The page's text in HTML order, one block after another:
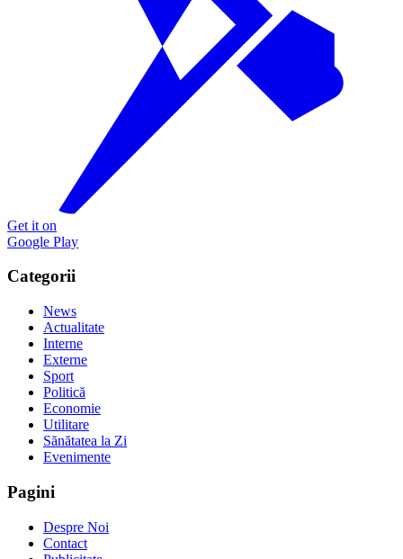
Get it on
Google Play
Categorii
News
Actualitate
Interne
Externe
Sport
Politică
Economie
Utilitare
Sănătatea la Zi
Evenimente
Pagini
Despre Noi
Contact